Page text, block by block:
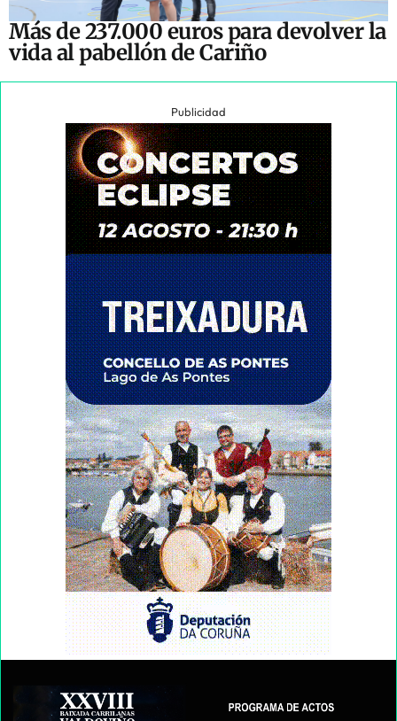
Más de 237.000 euros para devolver la
vida al pabellón de Cariño
Publicidad